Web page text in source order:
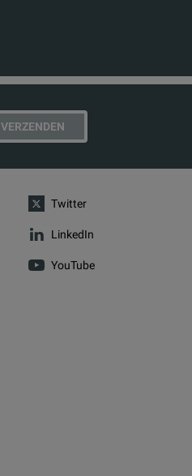
VERZENDEN
Twitter
LinkedIn
YouTube